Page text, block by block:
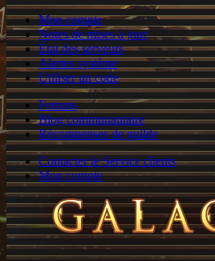
Mon compte
Notes de mises à jour
État des serveurs
Alertes système
Utiliser un code
Forums
Blog communautaire
Récompenses de guilde
Contacter le Service clients
Mon compte